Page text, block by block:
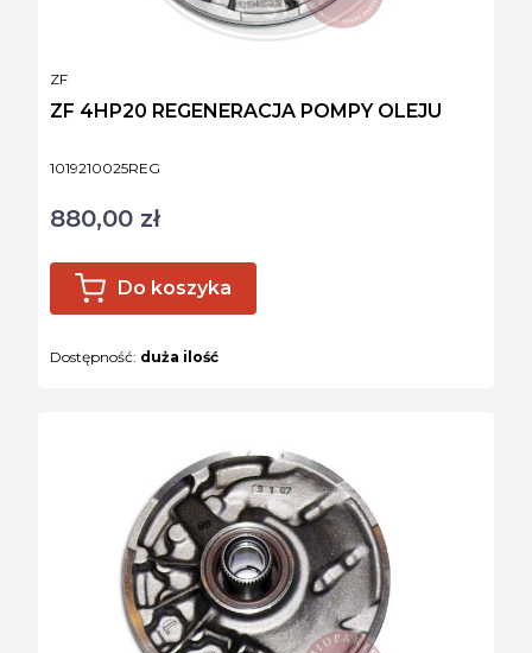
Kod produktu
1019210025REG
ZF 4HP20 REGENERACJA POMPY OLEJU
PRODUCENT
ZF
Cena
880,00 zł
Do koszyka
Dostępność: duża ilość